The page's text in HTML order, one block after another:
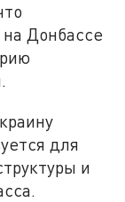
Донбассе
для
и